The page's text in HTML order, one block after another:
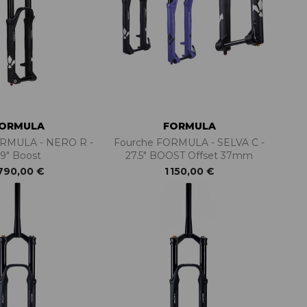
JEUX DE DIRECTION
PIÈCES DÉT./ACCESSOIRES
PIÈCES RÉP./ENTRETIEN
PIÈCES DE FIXATION
PIÈCES DÉT./ACCESSOIRES
- NERO R -
Boost
€
FORMULA
Fourche FORMULA - SELVA C -
27.5" BOOST Offset 37mm
1 150,00 €